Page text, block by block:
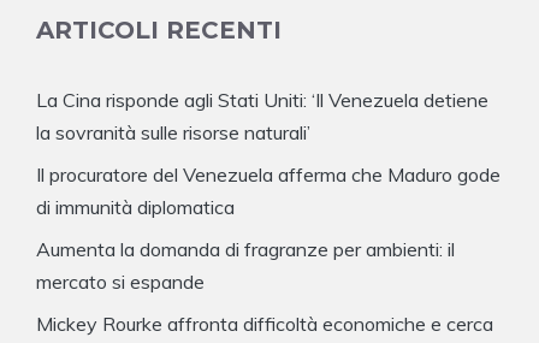
ARTICOLI RECENTI
La Cina risponde agli Stati Uniti: ‘Il Venezuela detiene
la sovranità sulle risorse naturali’
Il procuratore del Venezuela afferma che Maduro gode
di immunità diplomatica
Aumenta la domanda di fragranze per ambienti: il
mercato si espande
Mickey Rourke affronta difficoltà economiche e cerca